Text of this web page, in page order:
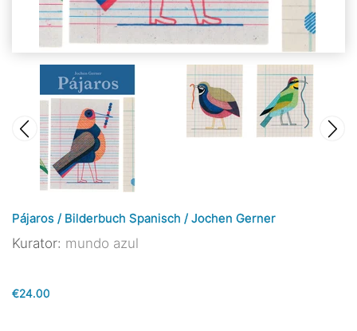
Pájaros / Bilderbuch Spanisch / Jochen Gerner
Kurator: mundo azul
€24.00